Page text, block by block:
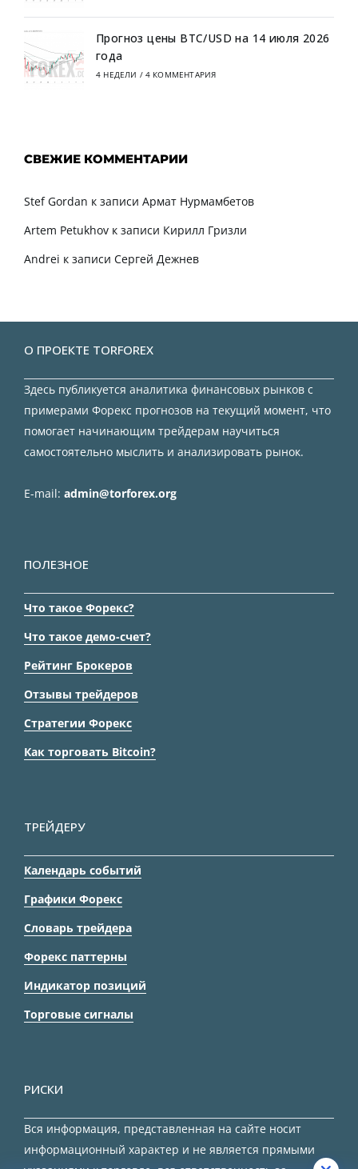
Прогноз цены BTC/USD на 14 июля 2026
года
4 НЕДЕЛИ / 4 КОММЕНТАРИЯ
СВЕЖИЕ КОММЕНТАРИИ
Stef Gordan к записи Армат Нурмамбетов
Artem Petukhov к записи Кирилл Гризли
Andrei к записи Сергей Дежнев
О ПРОЕКТЕ TORFOREX
Здесь публикуется аналитика финансовых рынков с
примерами Форекс прогнозов на текущий момент, что
помогает начинающим трейдерам научиться
самостоятельно мыслить и анализировать рынок.
E-mail: admin@torforex.org
ПОЛЕЗНОЕ
Что такое Форекс?
Что такое демо-счет?
Рейтинг Брокеров
Отзывы трейдеров
Стратегии Форекс
Как торговать Bitcoin?
ТРЕЙДЕРУ
Календарь событий
Графики Форекс
Словарь трейдера
Форекс паттерны
Индикатор позиций
Торговые сигналы
РИСКИ
Вся информация, представленная на сайте носит
информационный характер и не является прямыми